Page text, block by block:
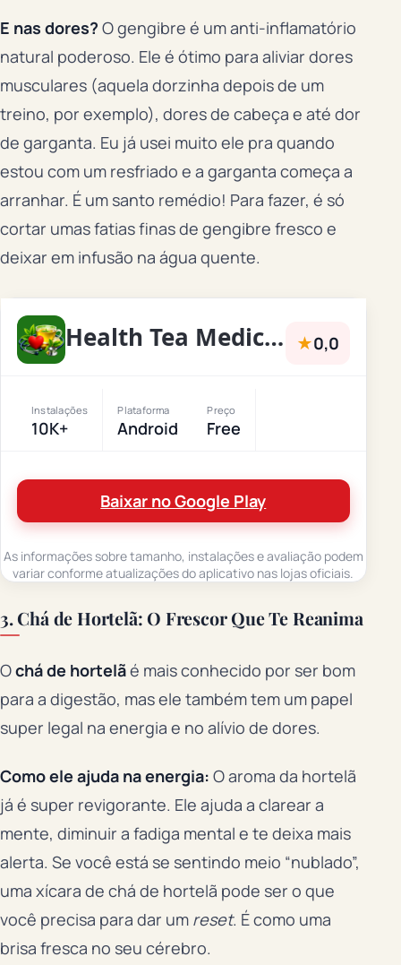
E nas dores? O gengibre é um anti-inflamatório
natural poderoso. Ele é ótimo para aliviar dores
musculares (aquela dorzinha depois de um
treino, por exemplo), dores de cabeça e até dor
de garganta. Eu já usei muito ele pra quando
estou com um resfriado e a garganta começa a
arranhar. É um santo remédio! Para fazer, é só
cortar umas fatias finas de gengibre fresco e
deixar em infusão na água quente.
Health Tea Medicinal Herbs ★0,0
Instalações
10K+
Plataforma
Android
Preço
Free
Baixar no Google Play
As informações sobre tamanho, instalações e avaliação podem
variar conforme atualizações do aplicativo nas lojas oficiais.
3. Chá de Hortelã: O Frescor Que Te Reanima
Ochá de hortelãé mais conhecido por ser bom
para a digestão, mas ele também tem um papel
super legal na energia e no alívio de dores.
Como ele ajuda na energia: O aroma da hortelã
já é super revigorante. Ele ajuda a clarear a
mente, diminuir a fadiga mental e te deixa mais
alerta. Se você está se sentindo meio “nublado”,
uma xícara de chá de hortelã pode ser o que
você precisa para dar um reset. É como uma
brisa fresca no seu cérebro.